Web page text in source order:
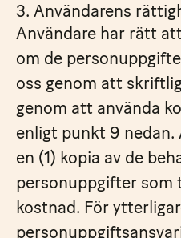
3. Användarens
Användare har rätt
om de
oss genom att
genom att använda
enligt punkt 9
en (1) kopia av de
personuppgifter som
kostnad. För